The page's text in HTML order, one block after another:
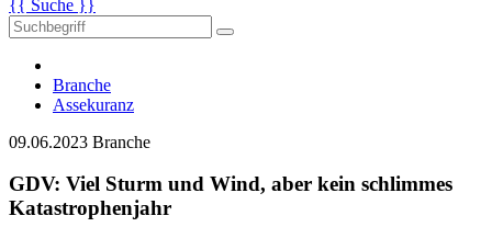
{{ Suche }}
Branche
Assekuranz
09.06.2023 Branche
GDV: Viel Sturm und Wind, aber kein schlimmes
Katastrophenjahr